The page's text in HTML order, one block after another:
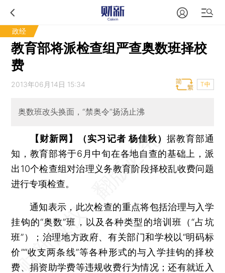
政经
教育部将派检查组严查奥数班择校
费
2013年06月14日 15:34 T中
奥数班改头换面，“禁奥令”扬汤止沸
【财新网】（实习记者 杨佳秋） 据教育部通
知，教育部将于6月中旬在各地自查的基础上，派
出10个检查组对治理义务教育阶段择校乱收费问题
进行专项检查。
通知表示，此次检查的重点将包括治理与入学
挂钩的“奥数”班，以及各种类型的培训班（“占坑
班”）；治理地方政府、有关部门和学校以“明码标
价”“收支两条线”等各种形式的与入学挂钩的择校
费、捐资助学费等违规收费行为情况；还有就近入